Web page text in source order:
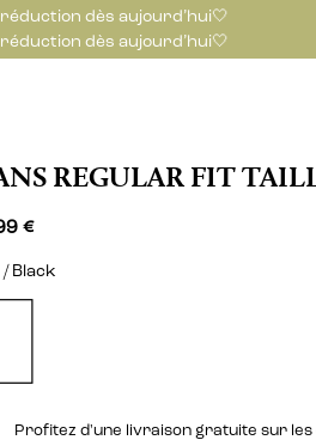
dès aujourd’hui🤍
dès aujourd’hui🤍
REGULAR FIT
€
/ Black
Profitez d'une livraison gratuite sur les